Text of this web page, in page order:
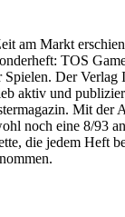
am Markt
TOS
Spielen. Der Verlag
aktiv und
Mit der
noch eine 8/93
die jedem Heft